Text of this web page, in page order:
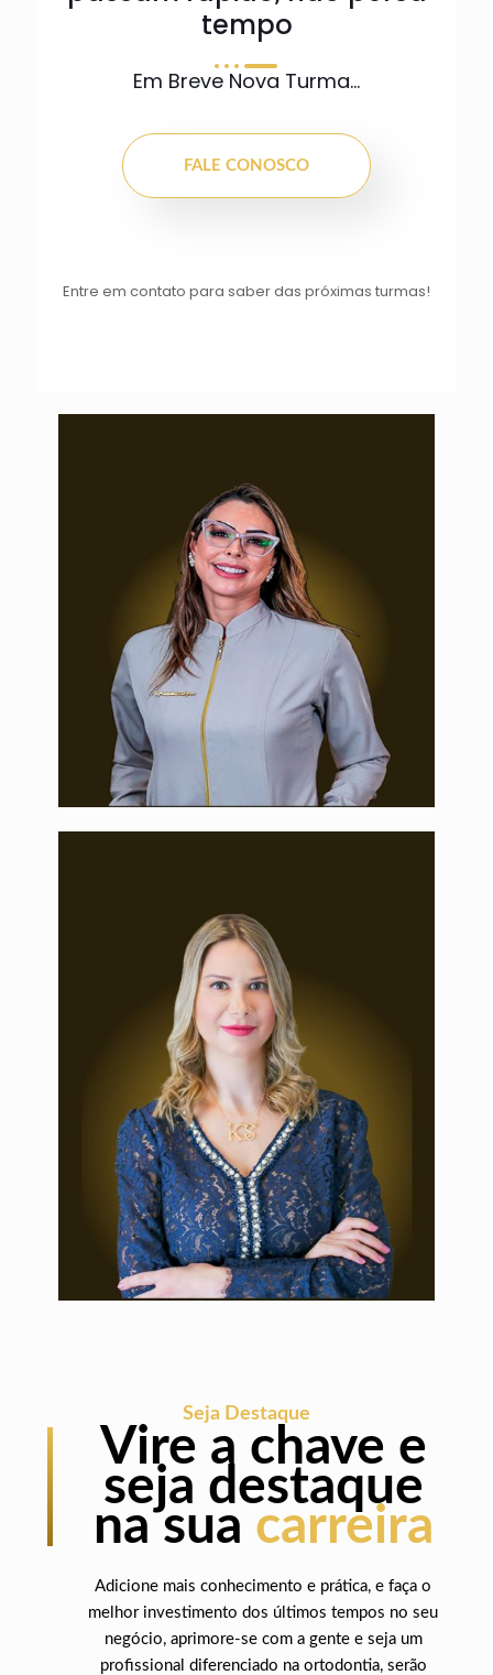
tempo
Em Breve Nova Turma...
FALE CONOSCO
Entre em contato para saber das próximas turmas!
Seja Destaque
Vire a chave e
seja destaque
na sua carreira
Adicione mais conhecimento e prática, e faça o
melhor investimento dos últimos tempos no seu
negócio, aprimore-se com a gente e seja um
profissional diferenciado na ortodontia, serão